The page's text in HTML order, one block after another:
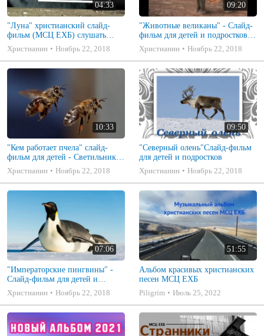
04:33
"Луна" христианский слайд-
фильм (МСЦ ЕХБ) слушать
онлайн
Христианин Ноябрь 22, 2018
09:20
"Животные великаны" - Слайд-
фильм для детей и подростков
(МСЦ ЕХБ) слушать онлайн
Христианин Ноябрь 22, 2018
10:33
"Кем работает пчела" слайд-
фильм для детей - Светильник
№3 2011№1
Христианин Ноябрь 22, 2018
09:50
"Северный олень"Слайд-фильм
для детей и подростков
Христианин
Ноябрь 22, 2018
07:06
"Императорские пингвины" -
Слайд-фильм для детей и
подростков (МСЦ ЕХБ) слушать
онлайн
Христианин Ноябрь 22, 2018
51:55
Альбом красивых христианских
песен МСЦ ЕХБ
Piligrim
Июль 25, 2022